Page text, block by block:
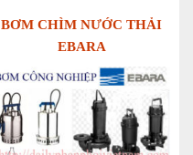
BƠM CHÌM NƯỚC THẢI
EBARA